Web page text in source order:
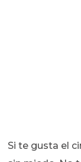
Si te gusta el